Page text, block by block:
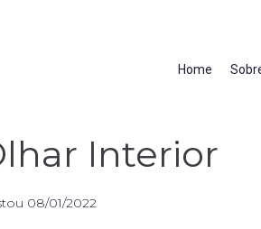
Home
Interior
08/01/2022